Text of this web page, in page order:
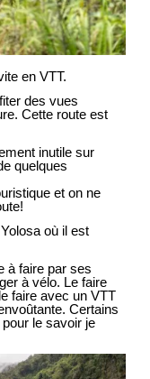
en VTT.
des vues
Cette route est
inutile sur
quelques
et on ne
où il est
à faire par ses
à vélo. Le faire
faire avec un VTT
Certains
le savoir je